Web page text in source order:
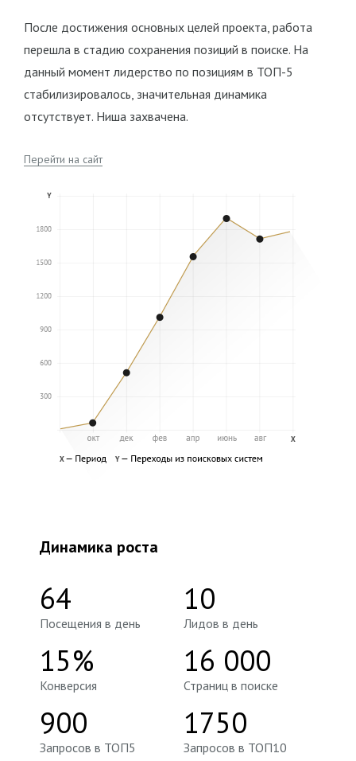
После достижения основных целей проекта, работа
перешла в стадию сохранения позиций в поиске. На
данный момент лидерство по позициям в ТОП-5
стабилизировалось, значительная динамика
отсутствует. Ниша захвачена.
Перейти на сайт
Динамика роста
64
Посещения в день
10
Лидов в день
15%
Конверсия
16 000
Страниц в поиске
900
Запросов в ТОП5
1750
Запросов в ТОП10